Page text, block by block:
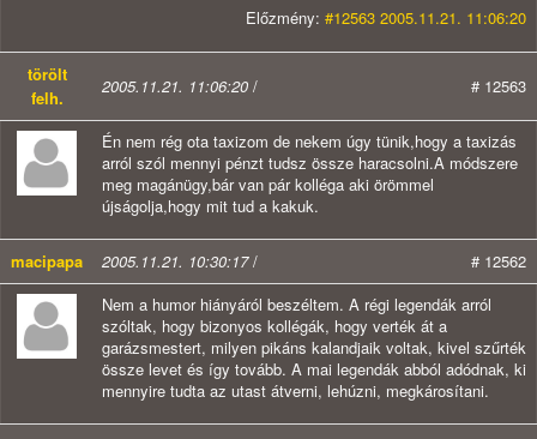
Előzmény: #12563 2005.11.21. 11:06:20
törölt
felh.
2005.11.21. 11:06:20 / # 12563
Én nem rég ota taxizom de nekem úgy tünik,hogy a taxizás
arról szól mennyi pénzt tudsz össze haracsolni.A módszere
meg magánügy,bár van pár kolléga aki örömmel
újságolja,hogy mit tud a kakuk.
macipapa 2005.11.21. 10:30:17/
# 12562
Nem a humor hiányáról beszéltem. A régi legendák arról
szóltak, hogy bizonyos kollégák, hogy verték át a
garázsmestert, milyen pikáns kalandjaik voltak, kivel szűrték
össze levet és így tovább. A mai legendák abból adódnak, ki
mennyire tudta az utast átverni, lehúzni, megkárosítani.